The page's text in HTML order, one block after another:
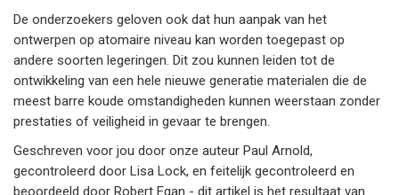
De onderzoekers geloven ook dat hun aanpak van het
ontwerpen op atomaire niveau kan worden toegepast op
andere soorten legeringen. Dit zou kunnen leiden tot de
ontwikkeling van een hele nieuwe generatie materialen die de
meest barre koude omstandigheden kunnen weerstaan zonder
prestaties of veiligheid in gevaar te brengen.
Geschreven voor jou door onze auteur Paul Arnold,
gecontroleerd door Lisa Lock, en feitelijk gecontroleerd en
beoordeeld door Robert Egan - dit artikel is het resultaat van